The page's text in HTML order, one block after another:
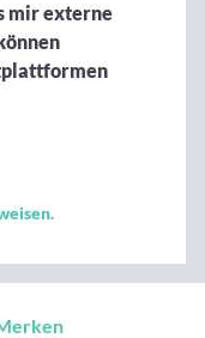
sich gemerkt haben
aus der
aus Finanzwelt
müssen – so
Fonds die
über 200
unserer Partner-
Strategien
Partner-
mir externe